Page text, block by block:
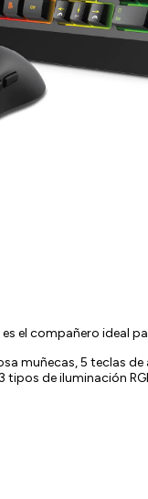
el compañero ideal
muñecas, 5 teclas
tipos de iluminación